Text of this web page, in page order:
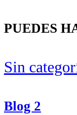
PUEDES
Sin
Blog 2